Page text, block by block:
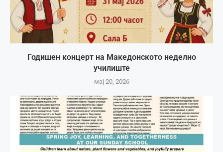
Годишен концерт на Македонското неделно
училиште
мај 20, 2026